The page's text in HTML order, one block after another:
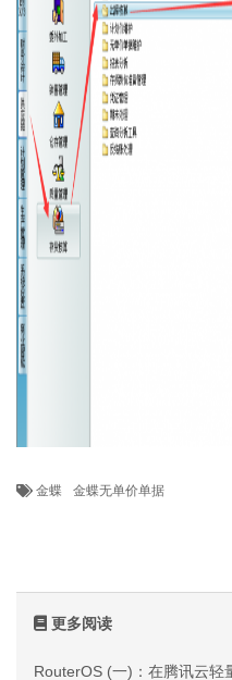
金蝶 金蝶无单价单据
更多阅读
RouterOS (一)：在腾讯云轻